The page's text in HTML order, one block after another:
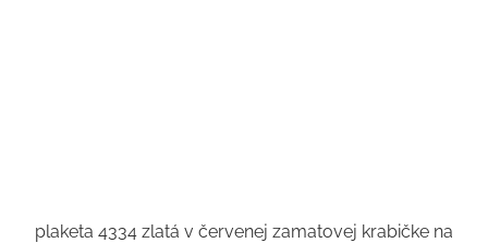
plaketa 4334 zlatá v červenej zamatovej krabičke na